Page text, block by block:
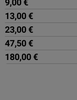
9,00 €
13,00 €
23,00 €
47,50 €
180,00 €